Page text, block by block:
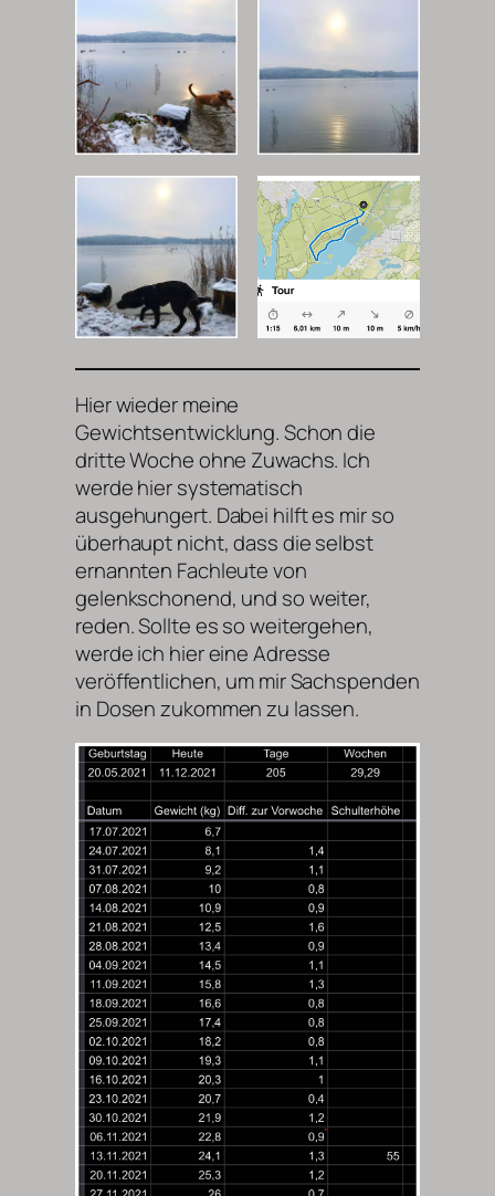
Hier wieder meine
Gewichtsentwicklung. Schon die
dritte Woche ohne Zuwachs. Ich
werde hier systematisch
ausgehungert. Dabei hilft es mir so
überhaupt nicht, dass die selbst
ernannten Fachleute von
gelenkschonend, und so weiter,
reden. Sollte es so weitergehen,
werde ich hier eine Adresse
veröffentlichen, um mir Sachspenden
in Dosen zukommen zu lassen.